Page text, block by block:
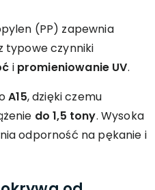
(PP) zapewnia
typowe czynniki
i promieniowanie UV.
A15, dzięki czemu
do 1,5 tony. Wysoka
odporność na pękanie i